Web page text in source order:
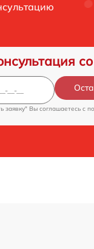
заявку" Вы соглашаетесь c